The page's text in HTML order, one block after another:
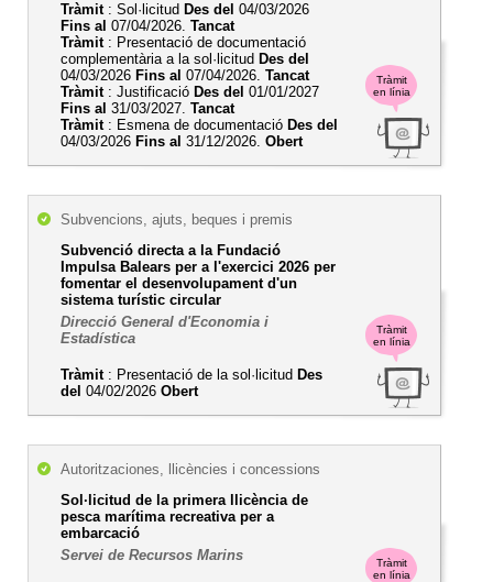
Tràmit
en línia
Tràmit: Sol·licitud Des del 04/03/2026
Fins al 07/04/2026. Tancat
Tràmit: Presentació de documentació
complementària a la sol·licitud Des del
04/03/2026 Fins al 07/04/2026. Tancat
Tràmit: Justificació Des del 01/01/2027
Fins al 31/03/2027. Tancat
Tràmit: Esmena de documentació Des del
04/03/2026 Fins al 31/12/2026. Obert
Tràmit
en línia
Subvencions, ajuts, beques i premis
Subvenció directa a la Fundació
Impulsa Balears per a l'exercici 2026 per
fomentar el desenvolupament d'un
sistema turístic circular
Direcció General d'Economia i
Estadística
Tràmit: Presentació de la sol·licitud Des
del 04/02/2026 Obert
Tràmit
en línia
Autoritzaciones, llicències i concessions
Sol·licitud de la primera llicència de
pesca marítima recreativa per a
embarcació
Servei de Recursos Marins